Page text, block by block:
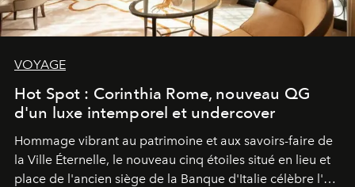
VOYAGE
Hot Spot : Corinthia Rome, nouveau QG
d'un luxe intemporel et undercover
Hommage vibrant au patrimoine et aux savoirs-faire de
la Ville Éternelle, le nouveau cinq étoiles situé en lieu et
place de l'ancien siège de la Banque d'Italie célèbre l'art